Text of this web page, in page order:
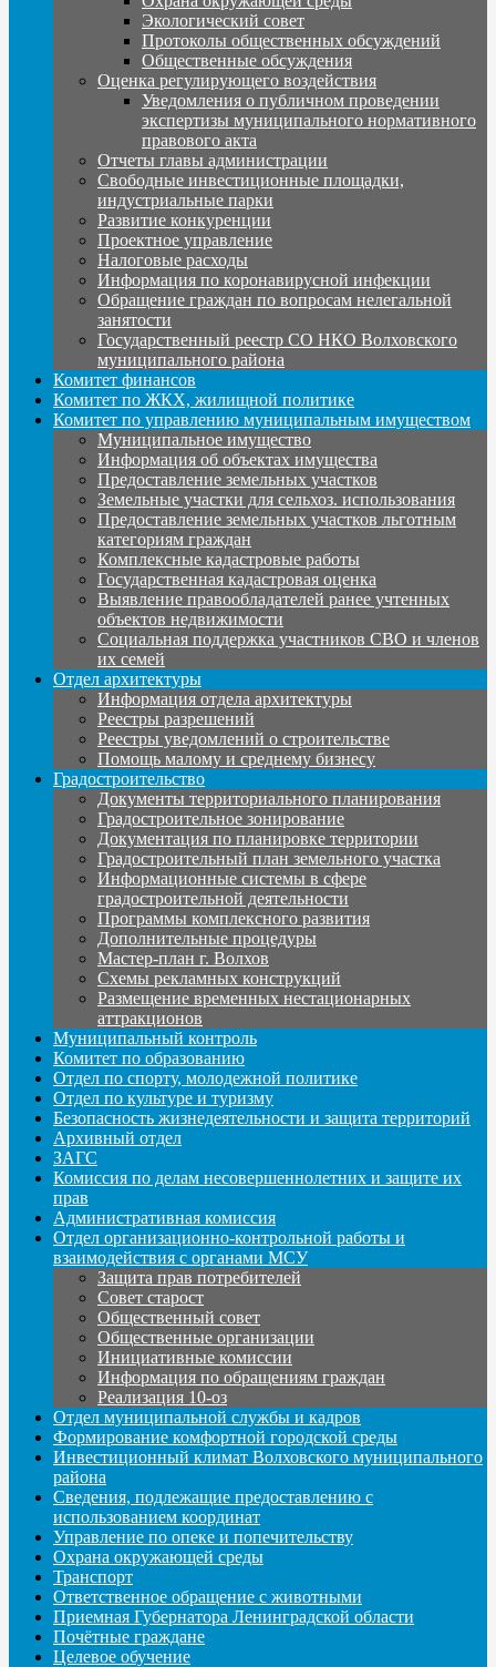
Экологический совет
Протоколы общественных обсуждений
Общественные обсуждения
Оценка регулирующего воздействия
Уведомления о публичном проведении
экспертизы муниципального нормативного
правового акта
Отчеты главы администрации
Свободные инвестиционные площадки,
индустриальные парки
Развитие конкуренции
Проектное управление
Налоговые расходы
Информация по коронавирусной инфекции
Обращение граждан по вопросам нелегальной
занятости
Государственный реестр СО НКО Волховского
муниципального района
Комитет финансов
Комитет по ЖКХ, жилищной политике
Комитет по управлению муниципальным имуществом
Муниципальное имущество
Информация об объектах имущества
Предоставление земельных участков
Земельные участки для сельхоз. использования
Предоставление земельных участков льготным
категориям граждан
Комплексные кадастровые работы
Государственная кадастровая оценка
Выявление правообладателей ранее учтенных
объектов недвижимости
Социальная поддержка участников СВО и членов
их семей
Отдел архитектуры
Информация отдела архитектуры
Реестры разрешений
Реестры уведомлений о строительстве
Помощь малому и среднему бизнесу
Градостроительство
Документы территориального планирования
Градостроительное зонирование
Документация по планировке территории
Градостроительный план земельного участка
Информационные системы в сфере
градостроительной деятельности
Программы комплексного развития
Дополнительные процедуры
Мастер-план г. Волхов
Схемы рекламных конструкций
Размещение временных нестационарных
аттракционов
Муниципальный контроль
Комитет по образованию
Отдел по спорту, молодежной политике
Отдел по культуре и туризму
Безопасность жизнедеятельности и защита территорий
Архивный отдел
ЗАГС
Комиссия по делам несовершеннолетних и защите их
прав
Административная комиссия
Отдел организационно-контрольной работы и
взаимодействия с органами МСУ
Защита прав потребителей
Совет старост
Общественный совет
Общественные организации
Инициативные комиссии
Информация по обращениям граждан
Реализация 10-оз
Отдел муниципальной службы и кадров
Формирование комфортной городской среды
Инвестиционный климат Волховского муниципального
района
Сведения, подлежащие предоставлению с
использованием координат
Управление по опеке и попечительству
Охрана окружающей среды
Транспорт
Ответственное обращение с животными
Приемная Губернатора Ленинградской области
Почётные граждане
Целевое обучение